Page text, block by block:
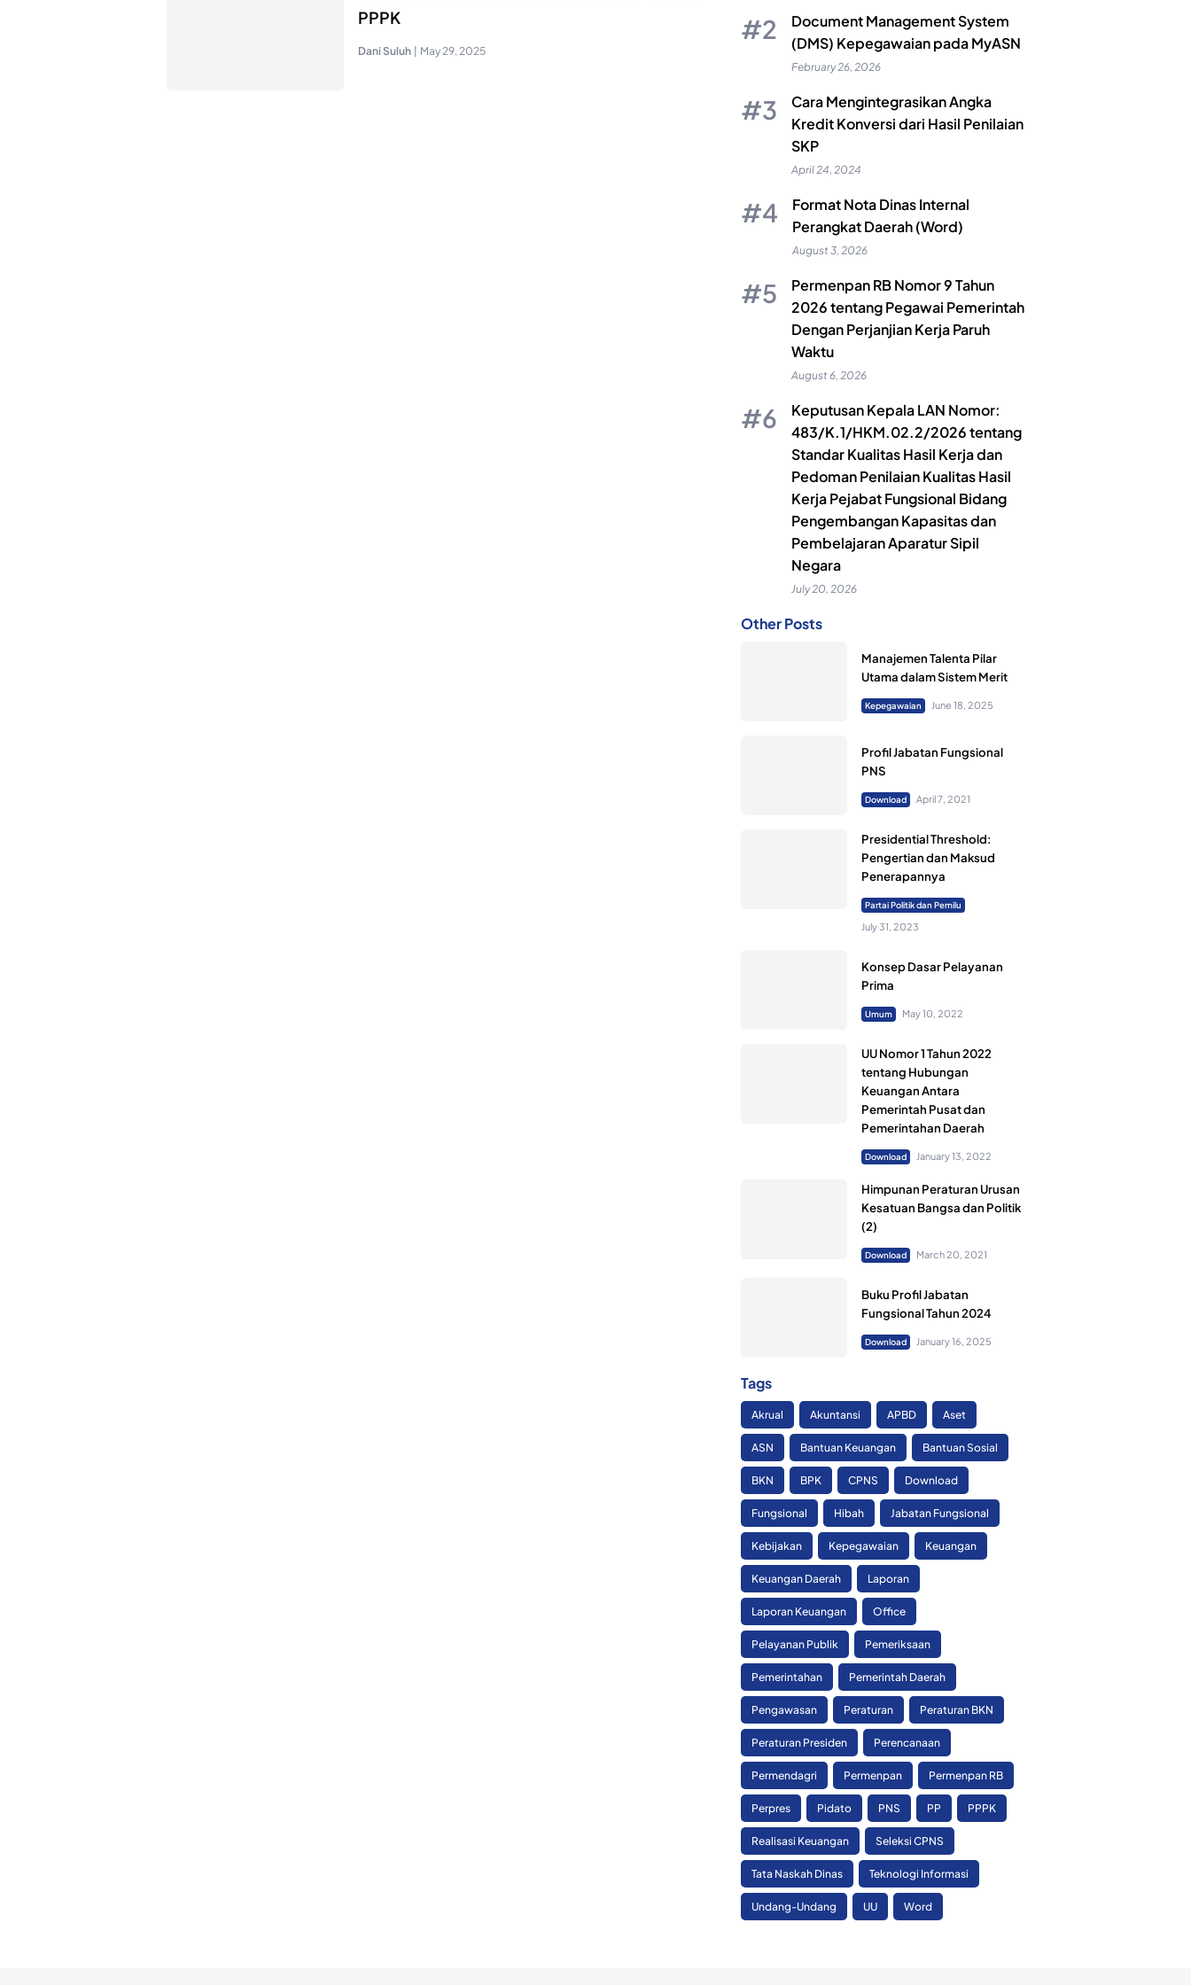
PPPK
Dani Suluh May 29, 2025
Document Management System
(DMS) Kepegawaian pada MyASN
February 26, 2026
Cara Mengintegrasikan Angka
Kredit Konversi dari Hasil Penilaian
SKP
April 24, 2024
Format Nota Dinas Internal
Perangkat Daerah (Word)
August 3, 2026
Permenpan RB Nomor 9 Tahun
2026 tentang Pegawai Pemerintah
Dengan Perjanjian Kerja Paruh
Waktu
August 6, 2026
Keputusan Kepala LAN Nomor:
483/K.1/HKM.02.2/2026 tentang
Standar Kualitas Hasil Kerja dan
Pedoman Penilaian Kualitas Hasil
Kerja Pejabat Fungsional Bidang
Pengembangan Kapasitas dan
Pembelajaran Aparatur Sipil
Negara
July 20, 2026
Other Posts
Manajemen Talenta Pilar
Utama dalam Sistem Merit
Kepegawaian June 18, 2025
Profil Jabatan Fungsional
PNS
Download April 7, 2021
Presidential Threshold:
Pengertian dan Maksud
Penerapannya
Partai Politik dan Pemilu
July 31, 2023
Konsep Dasar Pelayanan
Prima
Umum May 10, 2022
UU Nomor 1 Tahun 2022
tentang Hubungan
Keuangan Antara
Pemerintah Pusat dan
Pemerintahan Daerah
Download January 13, 2022
Himpunan Peraturan Urusan
Kesatuan Bangsa dan Politik
(2)
Download March 20, 2021
Buku Profil Jabatan
Fungsional Tahun 2024
Download January 16, 2025
Tags
Akrual Akuntansi APBD Aset
ASN Bantuan Keuangan Bantuan Sosial
BKN BPK CPNS Download
Fungsional Hibah Jabatan Fungsional
Kebijakan Kepegawaian Keuangan
Keuangan Daerah Laporan
Laporan Keuangan Office
Pelayanan Publik Pemeriksaan
Pemerintahan Pemerintah Daerah
Pengawasan Peraturan Peraturan BKN
Peraturan Presiden Perencanaan
Permendagri Permenpan Permenpan RB
Perpres Pidato PNS PP PPPK
Realisasi Keuangan Seleksi CPNS
Tata Naskah Dinas Teknologi Informasi
Undang-Undang UU Word